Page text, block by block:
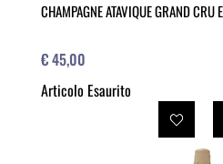
CHAMPAGNE ATAVIQUE GRAND CRU
€ 45,00
Articolo Esaurito